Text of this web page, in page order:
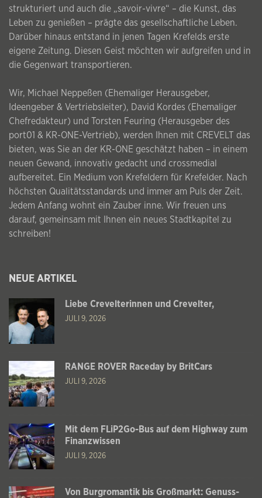
strukturiert und auch die „savoir-vivre“ – die Kunst, das
Leben zu genießen – prägte das gesellschaftliche Leben.
Darüber hinaus entstand in jenen Tagen Krefelds erste
eigene Zeitung. Diesen Geist möchten wir aufgreifen und in
die Gegenwart transportieren.
Wir, Michael Neppeßen (Ehemaliger Herausgeber,
Ideengeber & Vertriebsleiter), David Kordes (Ehemaliger
Chefredakteur) und Torsten Feuring (Herausgeber des
port01 & KR-ONE-Vertrieb), werden Ihnen mit CREVELT das
bieten, was Sie an der KR-ONE geschätzt haben – in einem
neuen Gewand, innovativ gedacht und crossmedial
aufbereitet. Ein Medium von Krefeldern für Krefelder. Nach
höchsten Qualitätsstandards und immer am Puls der Zeit.
Jedem Anfang wohnt ein Zauber inne. Wir freuen uns
darauf, gemeinsam mit Ihnen ein neues Stadtkapitel zu
schreiben!
NEUE ARTIKEL
Liebe Crevelterinnen und Crevelter,
JULI 9, 2026
RANGE ROVER Raceday by BritCars
JULI 9, 2026
Mit dem FLiP2Go-Bus auf dem Highway zum
Finanzwissen
JULI 9, 2026
Von Burgromantik bis Großmarkt: Genuss-